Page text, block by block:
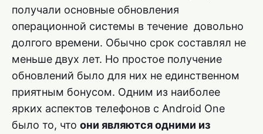
получали основные обновления
операционной системы в течение довольно
долгого времени. Обычно срок составлял не
меньше двух лет. Но простое получение
обновлений было для них не единственном
приятным бонусом. Одним из наиболее
ярких аспектов телефонов с Android One
было то, что они являются одними из